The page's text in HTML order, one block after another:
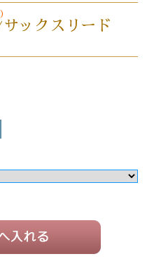
ックスリード